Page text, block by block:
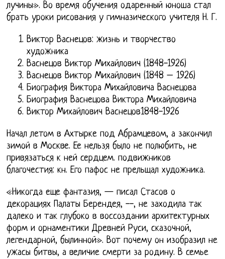
лучины». Во время обучения одаренный юноша стал
брать уроки рисования у гимназического учителя Н. Г.
Виктор Васнецов: жизнь и творчество
художника
Васнецов Виктор Михайлович (1848-1926)
Васнецов Виктор Михайлович (1848 – 1926)
Биография Виктора Михайловича Васнецова
Биография Васнецова Виктора Михайловича
Виктор Михайлович Васнецов1848-1926
Начал летом в Ахтырке под Абрамцевом, а закончил
зимой в Москве. Ее нельзя было не полюбить, не
привязаться к ней сердцем. подвижников
благочестия: кн. Его пафос не прельщал художника.
«Никогда еще фантазия, — писал Стасов о
декорациях Палаты Берендея, --, не заходила так
далеко и так глубоко в воссоздании архитектурных
форм и орнаментики Древней Руси, сказочной,
легендарной, былинной». Вот почему он изобразил не
ужасы битвы, а величие смерти за родину. В семье